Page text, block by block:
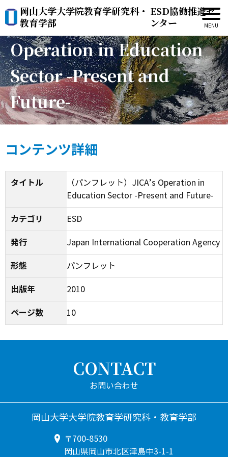
岡山大学大学院教育学研究科・
教育学部
ESD協働推進セ
ンター
（パンフレット）JICA’s
Operation in Education
Sector -Present and
Future-
コンテンツ詳細
タイトル
（パンフレット）JICA’s Operation in
Education Sector -Present and Future-
カテゴリ ESD
発行 Japan International Cooperation Agency
形態 パンフレット
出版年 2010
ページ数 10
CONTACT
岡山大学大学院教育学研究科・教育学部
〒700-8530
岡山県岡山市北区津島中3-1-1